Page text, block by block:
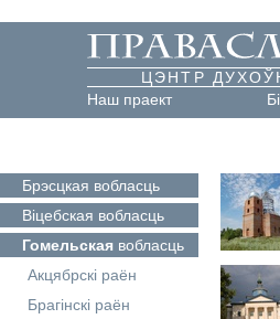
ЦЭНТР
Наш праект
Брэсцкая вобласць
Віцебская вобласць
Гомельская вобласць
Акцябрскі раён
Брагінскі раён